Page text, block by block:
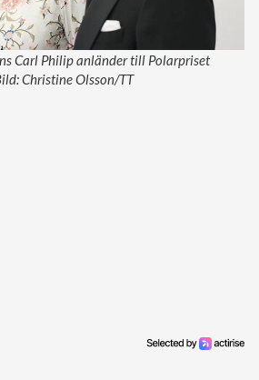
Carl Philip anländer till Polarpriset
Christine Olsson/TT